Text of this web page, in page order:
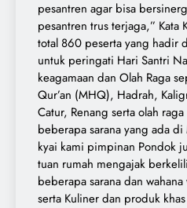
pesantren agar bisa
pesantren trus terjaga,” Kata
total 860 peserta yang hadir
untuk peringati Hari Santri
keagamaan dan Olah Raga
Qur’an (MHQ), Hadrah,
Catur, Renang serta olah
beberapa sarana yang ada
kyai kami pimpinan Pondok
tuan rumah mengajak
beberapa sarana dan
serta Kuliner dan produk